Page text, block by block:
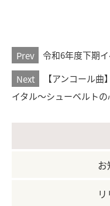
Prev
令和6年度下期
Next
【アンコール
イタル～シューベルト
お